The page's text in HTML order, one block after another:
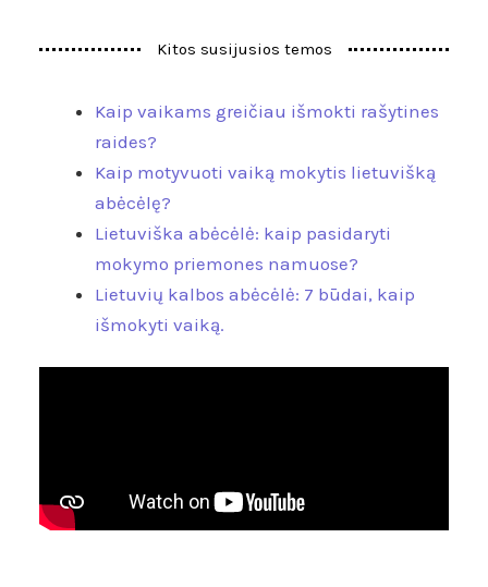
Kitos susijusios temos
Kaip vaikams greičiau išmokti rašytines
raides?
Kaip motyvuoti vaiką mokytis lietuvišką
abėcėlę?
Lietuviška abėcėlė: kaip pasidaryti
mokymo priemones namuose?
Lietuvių kalbos abėcėlė: 7 būdai, kaip
išmokyti vaiką.